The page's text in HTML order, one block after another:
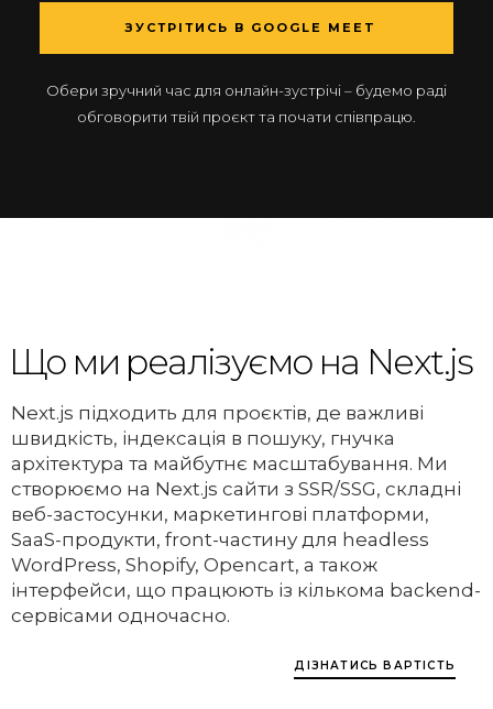
ЗУСТРІТИСЬ В GOOGLE MEET
Обери зручний час для онлайн-зустрічі – будемо раді
обговорити твій проєкт та почати співпрацю.
Що ми реалізуємо на Next.js
Next.js підходить для проєктів, де важливі
швидкість, індексація в пошуку, гнучка
архітектура та майбутнє масштабування. Ми
створюємо на Next.js сайти з SSR/SSG, складні
веб-застосунки, маркетингові платформи,
SaaS-продукти, front-частину для headless
WordPress, Shopify, Opencart, а також
інтерфейси, що працюють із кількома backend-
сервісами одночасно.
ДІЗНАТИСЬ ВАРТІСТЬ